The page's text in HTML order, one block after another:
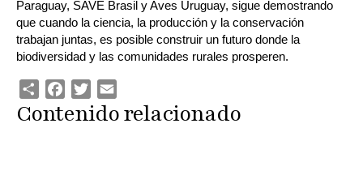
Paraguay, SAVE Brasil y Aves Uruguay, sigue demostrando
que cuando la ciencia, la producción y la conservación
trabajan juntas, es posible construir un futuro donde la
biodiversidad y las comunidades rurales prosperen.
Share Facebook
Twitter
Contenido relacionado